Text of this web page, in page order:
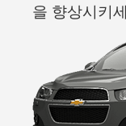
을 향상시키